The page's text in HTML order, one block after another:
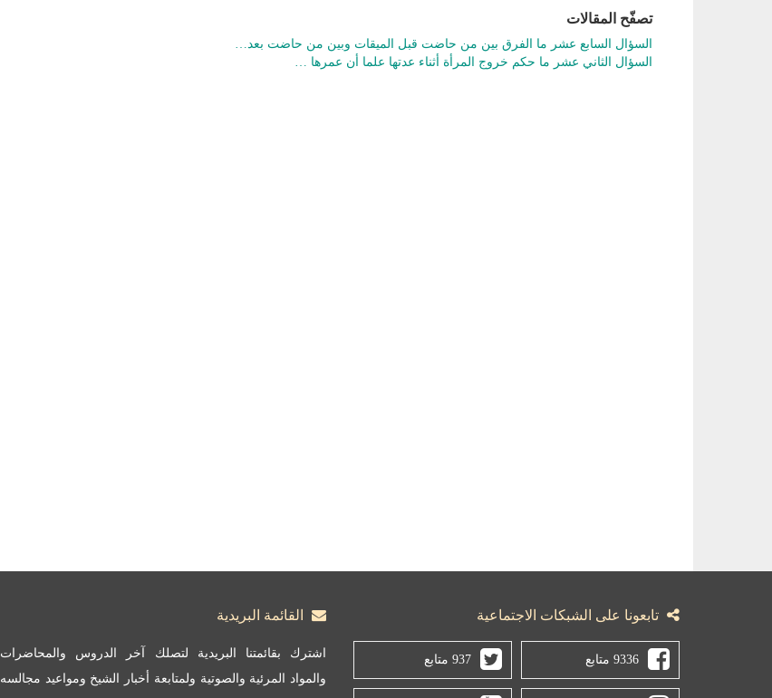
تصفّح المقالات
السؤال السابع عشر ما الفرق بين من حاضت قبل الميقات وبين من حاضت بعد…
السؤال الثاني عشر ما حكم خروج المرأة أثناء عدتها علما أن عمرها …
تابعونا على الشبكات الاجتماعية
9336 متابع 937 متابع
القائمة البريدية
اشترك بقائمتنا البريدية لتصلك آخر الدروس والمحاضرات
والمواد المرئية والصوتية ولمتابعة أخبار الشيخ ومواعيد مجالسه